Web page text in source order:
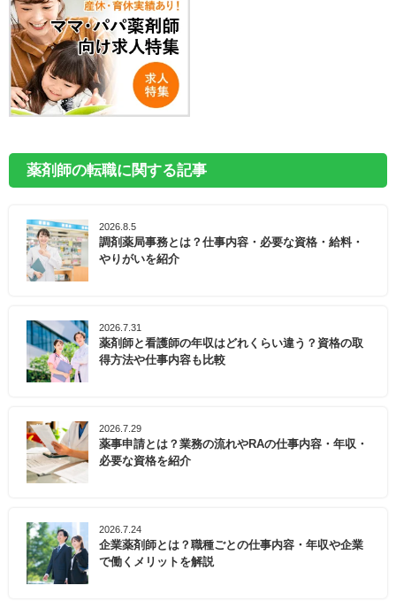
薬剤師の転職に関する記事
2026.8.5
調剤薬局事務とは？仕事内容・必要な資格・給料・
やりがいを紹介
2026.7.31
薬剤師と看護師の年収はどれくらい違う？資格の取
得方法や仕事内容も比較
2026.7.29
薬事申請とは？業務の流れやRAの仕事内容・年収・
必要な資格を紹介
2026.7.24
企業薬剤師とは？職種ごとの仕事内容・年収や企業
で働くメリットを解説